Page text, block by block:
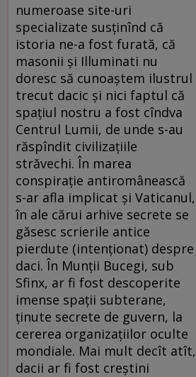
numeroase site-uri
specializate susţinînd că
istoria ne-a fost furată, că
masonii şi Illuminati nu
doresc să cunoaştem ilustrul
trecut dacic şi nici faptul că
spaţiul nostru a fost cîndva
Centrul Lumii, de unde s-au
răspîndit civilizaţiile
străvechi. În marea
conspiraţie antiromânească
s-ar afla implicat şi Vaticanul,
în ale cărui arhive secrete se
găsesc scrierile antice
pierdute (intenţionat) despre
daci. În Munţii Bucegi, sub
Sfinx, ar fi fost descoperite
imense spaţii subterane,
ţinute secrete de guvern, la
cererea organizaţiilor oculte
mondiale. Mai mult decît atît,
dacii ar fi fost creştini